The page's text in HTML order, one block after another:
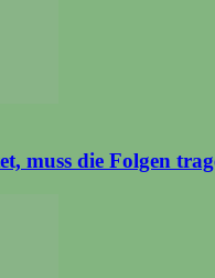
muss die Folgen